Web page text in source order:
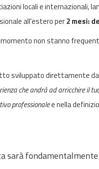
locali e internazionali,
all'estero per2 mesi:
non stanno
sviluppato direttamente
che andrà ad arricchire il
professionalee nella
sarà